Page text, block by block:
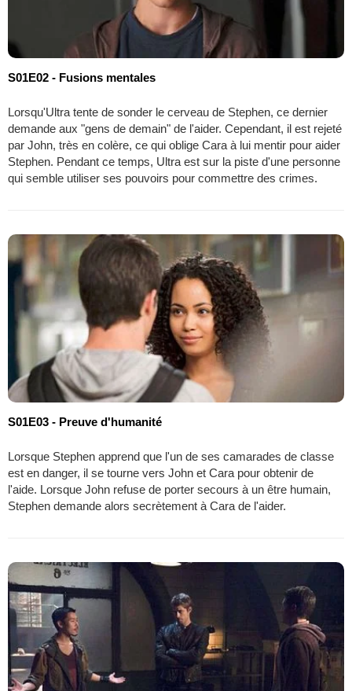
S01E02 - Fusions mentales
Lorsqu'Ultra tente de sonder le cerveau de Stephen, ce dernier
demande aux "gens de demain" de l'aider. Cependant, il est rejeté
par John, très en colère, ce qui oblige Cara à lui mentir pour aider
Stephen. Pendant ce temps, Ultra est sur la piste d'une personne
qui semble utiliser ses pouvoirs pour commettre des crimes.
S01E03 - Preuve d'humanité
Lorsque Stephen apprend que l'un de ses camarades de classe
est en danger, il se tourne vers John et Cara pour obtenir de
l'aide. Lorsque John refuse de porter secours à un être humain,
Stephen demande alors secrètement à Cara de l'aider.